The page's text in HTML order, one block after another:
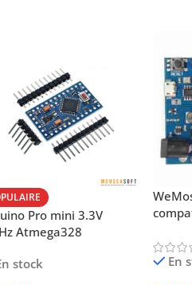
Pro mini 3.3V
Atmega328
stock
En